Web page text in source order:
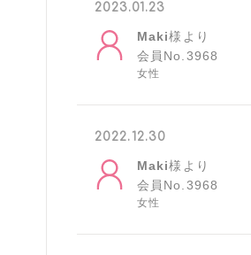
2023.01.23
Maki様より
会員No.3968
女性
2022.12.30
Maki様より
会員No.3968
女性